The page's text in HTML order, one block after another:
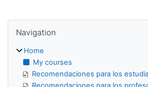
Blocks
Navigation
Home
My courses
Recomendaciones para los